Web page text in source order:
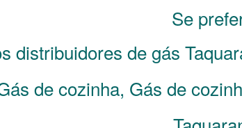
Se
distribuidores de gás
de cozinha, Gás de